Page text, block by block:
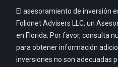
El asesoramiento de inversión
Folionet Advisers LLC, un
en Florida. Por favor, consulta
para obtener información
inversiones no son adecuadas